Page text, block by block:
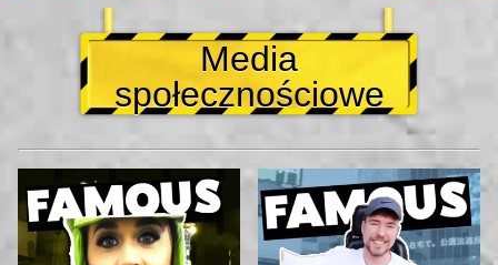
Media
społecznościowe